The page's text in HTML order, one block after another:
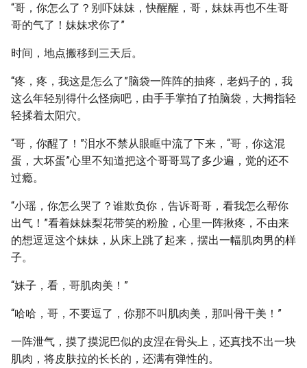
“哥，你怎么了？别吓妹妹，快醒醒，哥，妹妹再也不生哥
哥的气了！妹妹求你了”
时间，地点搬移到三天后。
“疼，疼，我这是怎么了”脑袋一阵阵的抽疼，老妈子的，我
这么年轻别得什么怪病吧，由手手掌拍了拍脑袋，大拇指轻
轻揉着太阳穴。
“哥，你醒了！”泪水不禁从眼眶中流了下来，“哥，你这混
蛋，大坏蛋”心里不知道把这个哥哥骂了多少遍，觉的还不
过瘾。
“小瑶，你怎么哭了？谁欺负你，告诉哥哥，看我怎么帮你
出气！”看着妹妹梨花带笑的粉脸，心里一阵揪疼，不由来
的想逗逗这个妹妹，从床上跳了起来，摆出一幅肌肉男的样
子。
“妹子，看，哥肌肉美！”
“哈哈，哥，不要逗了，你那不叫肌肉美，那叫骨干美！”
一阵泄气，摸了摸泥巴似的皮涅在骨头上，还真找不出一块
肌肉，将皮肤拉的长长的，还满有弹性的。